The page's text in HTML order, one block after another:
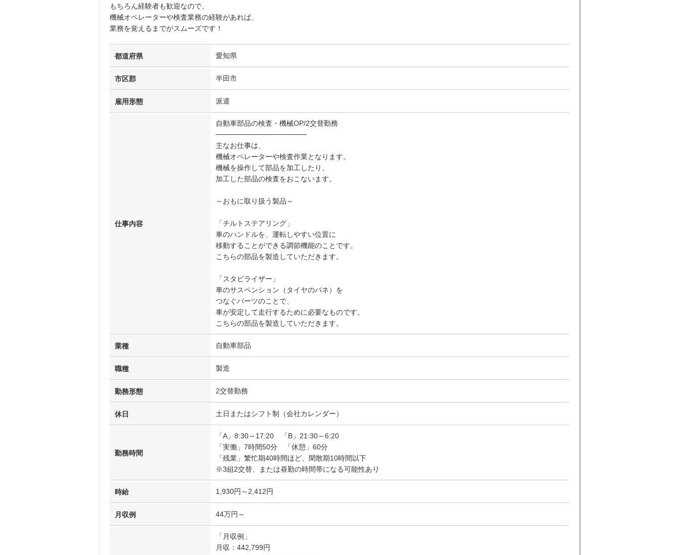
もちろん経験者も歓迎なので、
機械オペレーターや検査業務の経験があれば、
業務を覚えるまでがスムーズです！
都道府県 愛知県
市区郡 半田市
雇用形態 派遣
仕事内容
自動車部品の検査・機械OP/2交替勤務
──────────────────
主なお仕事は、
機械オペレーターや検査作業となります。
機械を操作して部品を加工したり、
加工した部品の検査をおこないます。
～おもに取り扱う製品～
「チルトステアリング」
車のハンドルを、運転しやすい位置に
移動することができる調節機能のことです。
こちらの部品を製造していただきます。
「スタビライザー」
車のサスペンション（タイヤのバネ）を
つなぐパーツのことで、
車が安定して走行するために必要なものです。
こちらの部品を製造していただきます。
業種 自動車部品
職種 製造
勤務形態 2交替勤務
休日 土日またはシフト制（会社カレンダー）
勤務時間
「A」8:30～17:20 「B」21:30～6:20
「実働」7時間50分 「休憩」60分
「残業」繁忙期40時間ほど、閑散期10時間以下
※3組2交替、または昼勤の時間帯になる可能性あり
時給 1,930円～2,412円
月収例 44万円～
「月収例」
月収：442,799円